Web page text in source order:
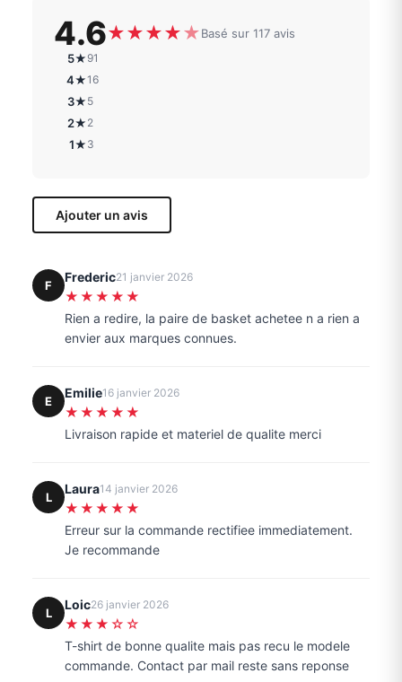
4.6★★★★★Basé sur 117 avis
5★ 91
4★16
3★ 5
2★ 2
1★ 3
Ajouter un avis
F
Frederic21 janvier 2026
★★★★★
Rien a redire, la paire de basket achetee n a rien a
envier aux marques connues.
E
Emilie16 janvier 2026
★★★★★
Livraison rapide et materiel de qualite merci
L
Laura14 janvier 2026
★★★★★
Erreur sur la commande rectifiee immediatement.
Je recommande
L
Loic26 janvier 2026
★★★☆☆
T-shirt de bonne qualite mais pas recu le modele
commande. Contact par mail reste sans reponse